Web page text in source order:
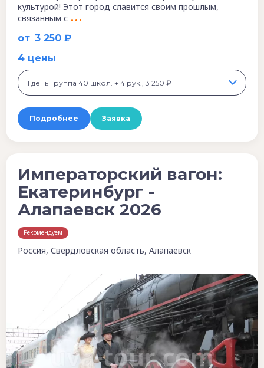
от 3 250 ₽
культурой! Этот город славится своим прошлым,
связанным с
4 цены
1 день Группа 40 школ. + 4 рук., 3 250 ₽
Подробнее Заявка
Императорский вагон:
Екатеринбург -
Алапаевск 2026
Рекомендуем
Россия, Свердловская область, Алапаевск